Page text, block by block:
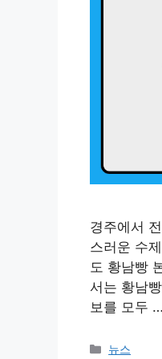
경주에서
스러운 수
도 황남빵
서는 황남
보를 모두 …
카
뉴스